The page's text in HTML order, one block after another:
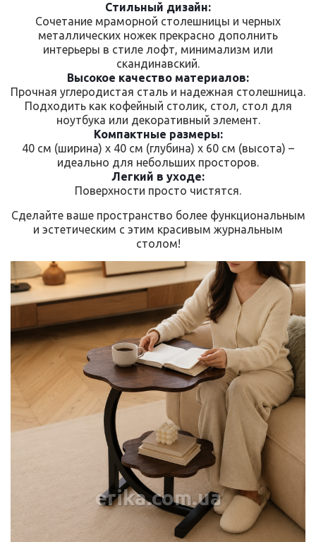
Стильный дизайн:
Сочетание мраморной столешницы и черных
металлических ножек прекрасно дополнить
интерьеры в стиле лофт, минимализм или
скандинавский.
Высокое качество материалов:
Прочная углеродистая сталь и надежная столешница.
Подходить как кофейный столик, стол, стол для
ноутбука или декоративный элемент.
Компактные размеры:
40 см (ширина) х 40 см (глубина) х 60 см (высота) –
идеально для небольших просторов.
Легкий в уходе:
Поверхности просто чистятся.
Сделайте ваше пространство более функциональным
и эстетическим с этим красивым журнальным
столом!
erika.com.ua